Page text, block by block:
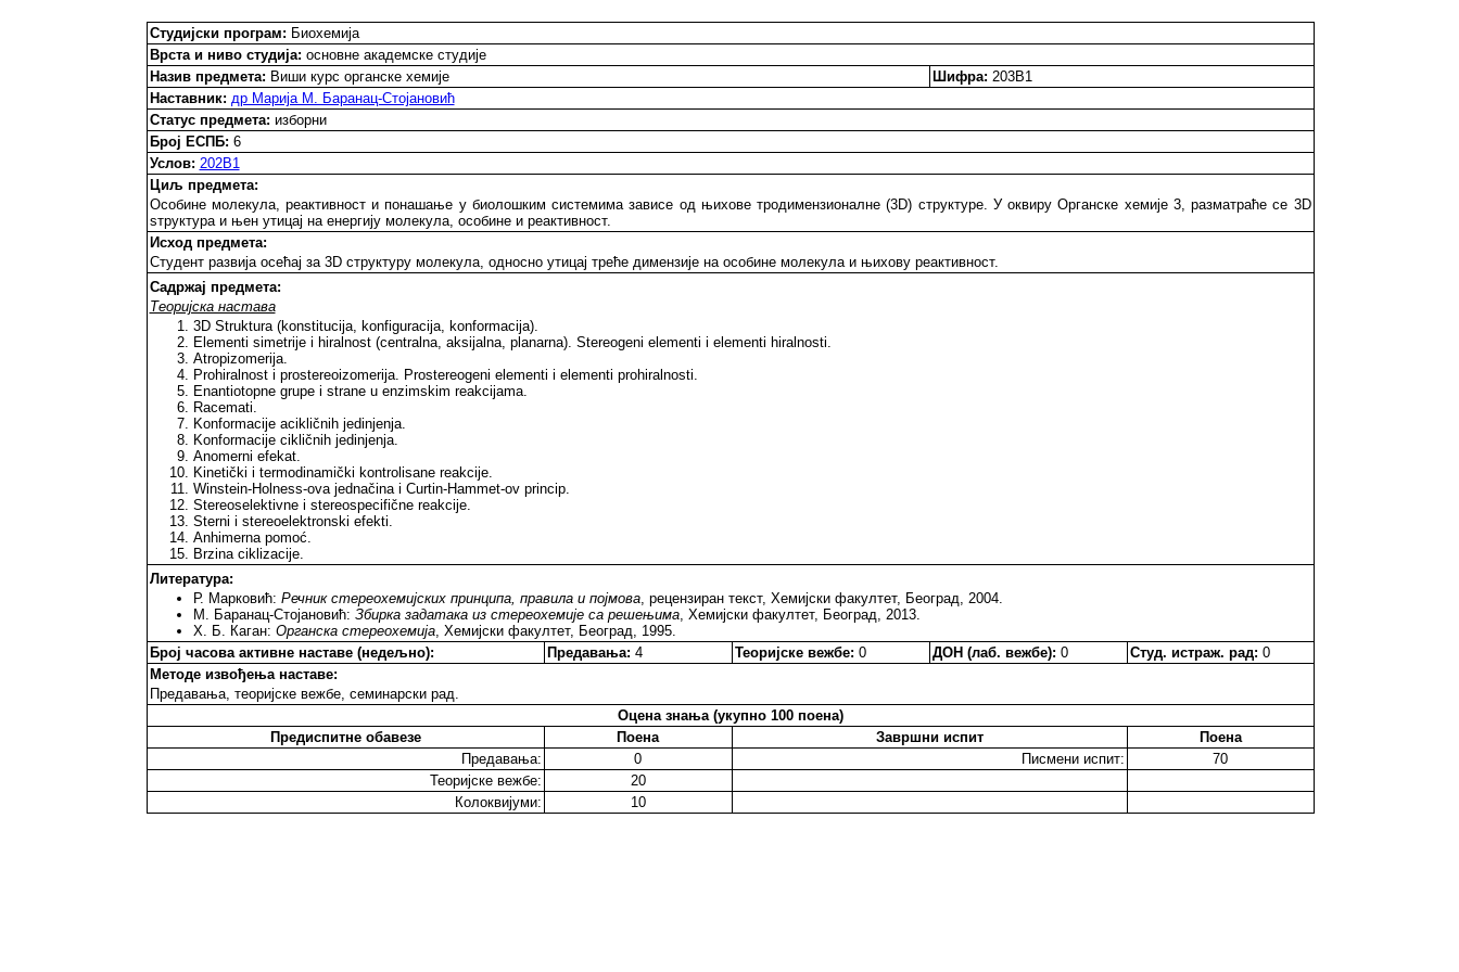
Студијски програм: Биохемија
Врста и ниво студија: основне академске студије
Назив предмета: Виши курс органске хемије Шифра: 203B1
Наставник: др Марија М. Баранац-Стојановић
Статус предмета: изборни
Број ЕСПБ: 6
Услов: 202B1
Циљ предмета:
Особине молекула, реактивност и понашање у биолошким системима зависе од њихове тродимензионалне (3D) структуре. У оквиру Органске хемије 3, разматраће се 3D
sтруктура и њен утицај на енергију молекула, особине и реактивност.
Исход предмета:
Студент развија осећај за 3D структуру молекула, односно утицај треће димензије на особине молекула и њихову реактивност.
Садржај предмета:
Теоријска настава
3D Struktura (konstitucija, konfiguracija, konformacija).
Elementi simetrije i hiralnost (centralna, aksijalna, planarna). Stereogeni elementi i elementi hiralnosti.
Atropizomerija.
Prohiralnost i prostereoizomerija. Prostereogeni elementi i elementi prohiralnosti.
Enantiotopne grupe i strane u enzimskim reakcijama.
Racemati.
Konformacije acikličnih jedinjenja.
Konformacije cikličnih jedinjenja.
Anomerni efekat.
Kinetički i termodinamički kontrolisane reakcije.
Winstein-Holness-ova jednačina i Curtin-Hammet-ov princip.
Stereoselektivne i stereospecifične reakcije.
Sterni i stereoelektronski efekti.
Anhimerna pomoć.
Brzina ciklizacije.
Литература:
Р. Марковић: Речник стереохемијских принципа, правила и појмова, рецензиран текст, Хемијски факултет, Београд, 2004.
М. Баранац-Стојановић: Збирка задатака из стереохемије са решењима, Хемијски факултет, Београд, 2013.
Х. Б. Каган: Органска стереохемија, Хемијски факултет, Београд, 1995.
Број часова активне наставе (недељно):
Предавања: 4 Теоријске вежбе: 0 ДОН (лаб. вежбе): 0 Студ. истраж. рад: 0
Методе извођења наставе:
Предавања, теоријске вежбе, семинарски рад.
Оцена знања (укупно 100 поена)
Предиспитне обавезе
Поена Завршни испит
Поена
Предавања:
0 Писмени испит:
70
Теоријске вежбе:
20
Колоквијуми:
10